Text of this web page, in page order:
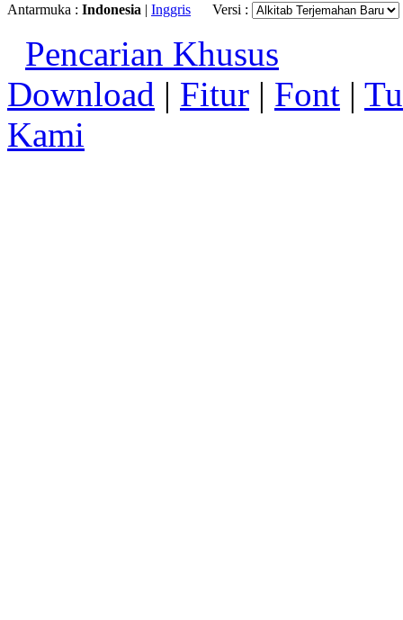
Antarmuka : Indonesia | Inggris Versi :
Pencarian Khusus
Download | Fitur | Font |
Kami